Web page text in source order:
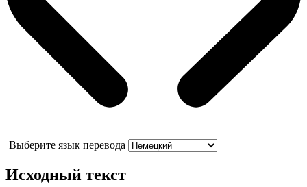
Выберите язык перевода
Исходный текст